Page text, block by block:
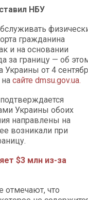
НБУ
гражданина
и на основании
за границу — об
Украины от 4
сайте dmsu.gov.ua.
Украины обоих
направлены на
возникали при
$3 млн из-за
отмечают, что